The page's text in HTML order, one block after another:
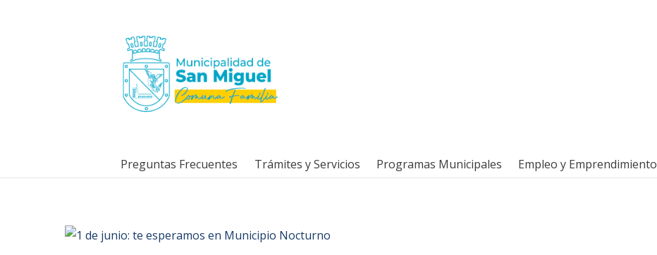
Preguntas Frecuentes Trámites y Servicios Programas Municipales Empleo y Emprendimiento